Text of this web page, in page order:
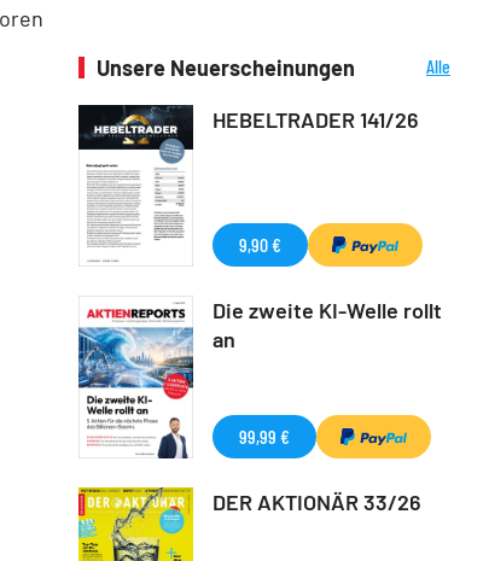
Unsere Neuerscheinungen
Alle
HEBELTRADER 141/26
9,90 €
Die zweite KI-Welle rollt
an
99,99 €
DER AKTIONÄR 33/26